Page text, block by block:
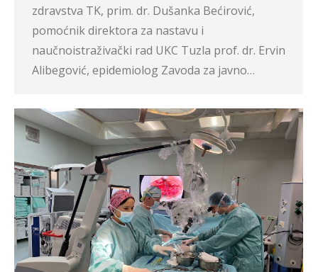
zdravstva TK, prim. dr. Dušanka Bećirović,
pomoćnik direktora za nastavu i
naučnoistraživački rad UKC Tuzla prof. dr. Ervin
Alibegović, epidemiolog Zavoda za javno…